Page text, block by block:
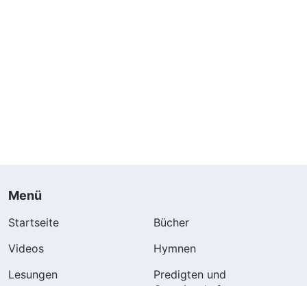
Menü
Startseite
Bücher
Videos
Hymnen
Lesungen
Predigten und